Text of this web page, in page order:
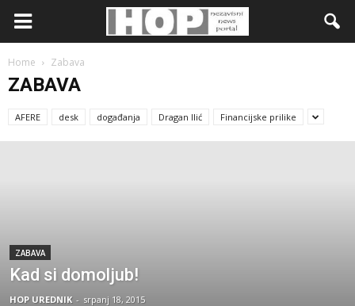
Home Zabava
ZABAVA
AFERE desk događanja Dragan Ilić Financijske prilike
ZABAVA
Kad si domoljub!
HOP UREDNIK - srpanj 18, 2015